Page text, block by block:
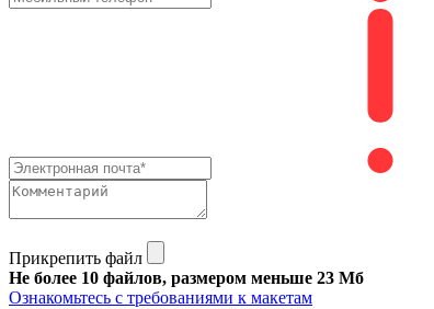
Прикрепить файл
Не более 10 файлов, размером меньше 23 Мб
Ознакомьтесь с требованиями к макетам